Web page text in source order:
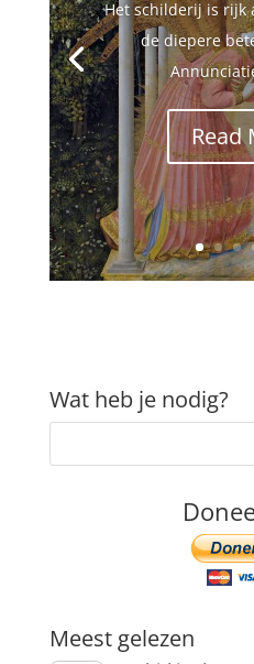
Het schilderij is rijk
de diepere
Read
Wat heb je nodig?
Meest gelezen